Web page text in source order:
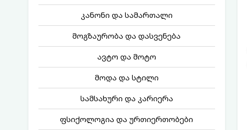
კანონი და სამართალი
მოგზაურობა და დასვენება
ავტო და მოტო
მოდა და სტილი
სამსახური და კარიერა
ფსიქოლოგია და ურთიერთობები